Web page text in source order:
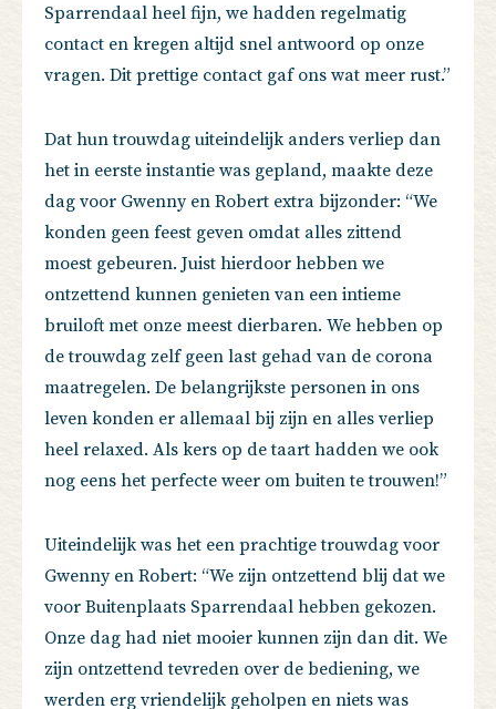
Sparrendaal heel fijn, we hadden regelmatig
contact en kregen altijd snel antwoord op onze
vragen. Dit prettige contact gaf ons wat meer rust.”
Dat hun trouwdag uiteindelijk anders verliep dan
het in eerste instantie was gepland, maakte deze
dag voor Gwenny en Robert extra bijzonder: “We
konden geen feest geven omdat alles zittend
moest gebeuren. Juist hierdoor hebben we
ontzettend kunnen genieten van een intieme
bruiloft met onze meest dierbaren. We hebben op
de trouwdag zelf geen last gehad van de corona
maatregelen. De belangrijkste personen in ons
leven konden er allemaal bij zijn en alles verliep
heel relaxed. Als kers op de taart hadden we ook
nog eens het perfecte weer om buiten te trouwen!”
Uiteindelijk was het een prachtige trouwdag voor
Gwenny en Robert: “We zijn ontzettend blij dat we
voor Buitenplaats Sparrendaal hebben gekozen.
Onze dag had niet mooier kunnen zijn dan dit. We
zijn ontzettend tevreden over de bediening, we
werden erg vriendelijk geholpen en niets was